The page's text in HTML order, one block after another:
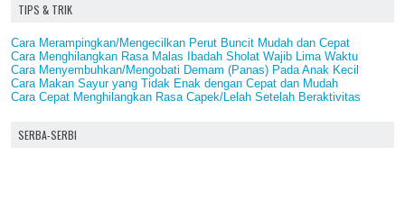
TIPS & TRIK
Cara Merampingkan/Mengecilkan Perut Buncit Mudah dan Cepat
Cara Menghilangkan Rasa Malas Ibadah Sholat Wajib Lima Waktu
Cara Menyembuhkan/Mengobati Demam (Panas) Pada Anak Kecil
Cara Makan Sayur yang Tidak Enak dengan Cepat dan Mudah
Cara Cepat Menghilangkan Rasa Capek/Lelah Setelah Beraktivitas
SERBA-SERBI